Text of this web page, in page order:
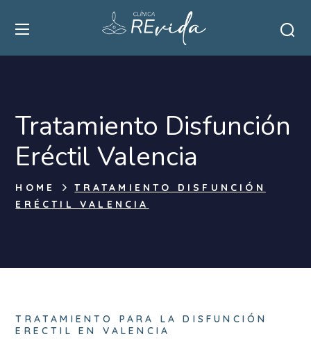
Tratamiento Disfunción
Eréctil Valencia
HOME
TRATAMIENTO DISFUNCIÓN
ERÉCTIL VALENCIA
TRATAMIENTO PARA LA DISFUNCIÓN
ERECTIL EN VALENCIA